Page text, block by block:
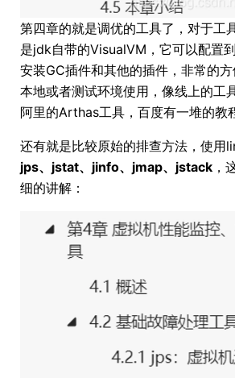
第四章的就是调优的工具了，对于工
是jdk自带的VisualVM，它可以配置
安装GC插件和其他的插件，非常的
本地或者测试环境使用，像线上的工
阿里的Arthas工具，百度有一堆的教
还有就是比较原始的排查方法，使用
jps、jstat、jinfo、jmap、jstack ，
细的讲解：